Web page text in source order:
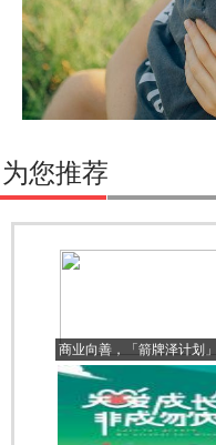
为您推荐
商业向善，「箭牌泽计划
益合伙人计划